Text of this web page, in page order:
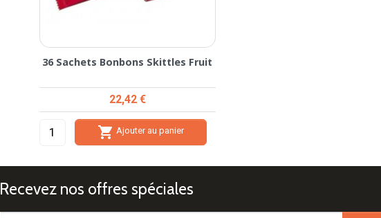
36 Sachets Bonbons Skittles Fruit
Prix
22,42 €
 Ajouter au panier
Recevez nos offres spéciales